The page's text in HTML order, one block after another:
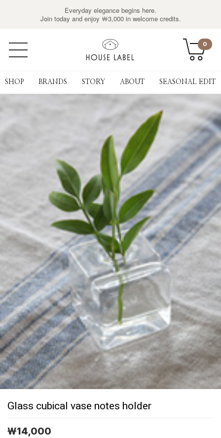
Everyday elegance begins here.
Join today and enjoy ￦3,000 in welcome credits.
0
SHOP BRANDS STORY ABOUT SEASONAL EDIT
Glass cubical vase notes holder
￦14,000